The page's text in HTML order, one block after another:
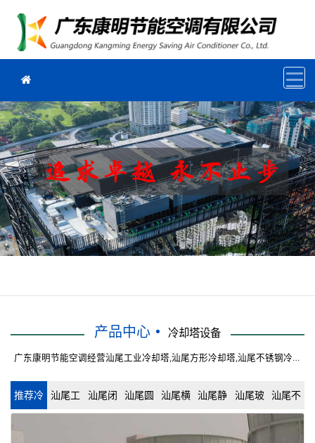
产品中心 冷却塔设备
广东康明节能空调经营汕尾工业冷却塔,汕尾方形冷却塔,汕尾不锈钢冷却
推荐冷 汕尾工 汕尾闭 汕尾圆 汕尾横 汕尾静 汕尾玻
璃钢冷
汕尾不
锈钢冷